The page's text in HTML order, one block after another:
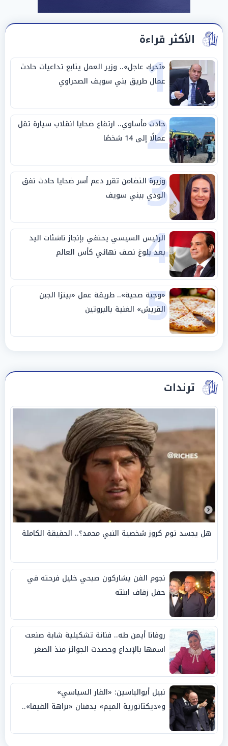
الأكثر قراءة
1
«تحرك عاجل».. وزير العمل يتابع تداعيات حادث
عمال طريق بني سويف الصحراوي
2
حادث مأساوي.. ارتفاع ضحايا انقلاب سيارة تقل
عمالًا إلى 14 شخصًا
3
وزيرة التضامن تقرر دعم أسر ضحايا حادث نفق
الودي ببني سويف
4
الرئيس السيسي يحتفي بإنجاز ناشئات اليد
بعد بلوغ نصف نهائي كأس العالم
5
«وجبة صحية».. طريقة عمل «بيتزا الجبن
القريش» الغنية بالبروتين
ترندات
هل يجسد توم كروز شخصية النبي محمد؟.. الحقيقة الكاملة
نجوم الفن يشاركون صبحي خليل فرحته في
حفل زفاف ابنته
روفانا أيمن طه.. فنانة تشكيلية شابة صنعت
اسمها بالإبداع وحصدت الجوائز منذ الصغر
نبيل أبوالياسين: «الفار السياسي»
و«ديكتاتورية الميم» يدفنان «نزاهة الفيفا»..